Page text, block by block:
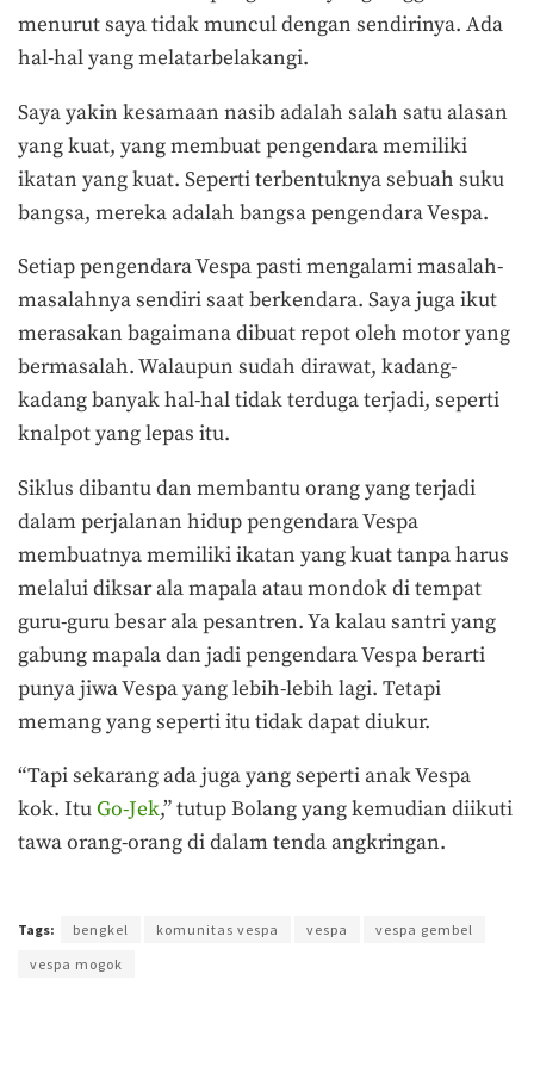
menurut saya tidak muncul dengan sendirinya. Ada
hal-hal yang melatarbelakangi.
Saya yakin kesamaan nasib adalah salah satu alasan
yang kuat, yang membuat pengendara memiliki
ikatan yang kuat. Seperti terbentuknya sebuah suku
bangsa, mereka adalah bangsa pengendara Vespa.
Setiap pengendara Vespa pasti mengalami masalah-
masalahnya sendiri saat berkendara. Saya juga ikut
merasakan bagaimana dibuat repot oleh motor yang
bermasalah. Walaupun sudah dirawat, kadang-
kadang banyak hal-hal tidak terduga terjadi, seperti
knalpot yang lepas itu.
Siklus dibantu dan membantu orang yang terjadi
dalam perjalanan hidup pengendara Vespa
membuatnya memiliki ikatan yang kuat tanpa harus
melalui diksar ala mapala atau mondok di tempat
guru-guru besar ala pesantren. Ya kalau santri yang
gabung mapala dan jadi pengendara Vespa berarti
punya jiwa Vespa yang lebih-lebih lagi. Tetapi
memang yang seperti itu tidak dapat diukur.
“Tapi sekarang ada juga yang seperti anak Vespa
kok. ItuGo-Jek,” tutup Bolang yang kemudian diikuti
tawa orang-orang di dalam tenda angkringan.
Tags: bengkel komunitas vespa vespa
vespa gembel
vespa mogok